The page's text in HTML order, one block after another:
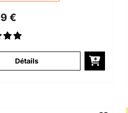
€
Détails